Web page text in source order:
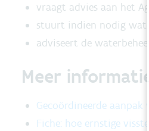
vraagt advies aan het
stuurt indien nodig
adviseert de
Meer informatie
Gecoördineerde
Fiche: hoe ernstige